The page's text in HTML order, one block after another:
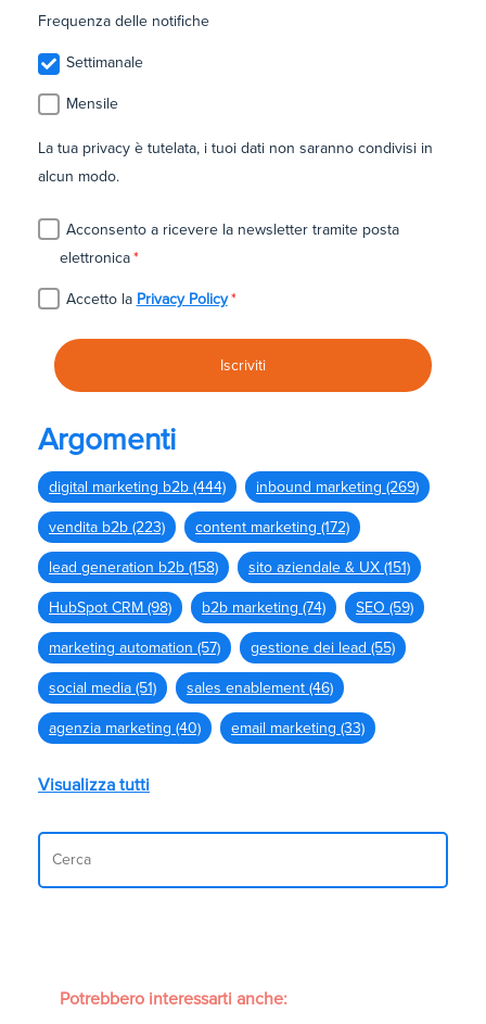
Frequenza delle notifiche
Settimanale
Mensile
La tua privacy è tutelata, i tuoi dati non saranno condivisi in
alcun modo.
Acconsento a ricevere la newsletter tramite posta
elettronica*
Accetto la Privacy Policy *
Argomenti
digital marketing b2b (444) inbound marketing (269)
vendita b2b (223) content marketing (172)
lead generation b2b (158) sito aziendale & UX (151)
HubSpot CRM (98) b2b marketing (74) SEO (59)
marketing automation (57) gestione dei lead (55)
social media (51) sales enablement (46)
agenzia marketing (40) email marketing (33)
Visualizza tutti
Potrebbero interessarti anche: